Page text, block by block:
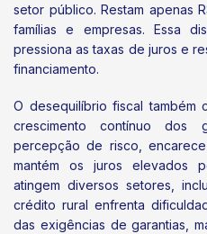
setor público. Restam apenas
famílias e empresas. Essa
pressiona as taxas de juros e
financiamento.
O desequilíbrio fiscal também
crescimento contínuo dos
percepção de risco,
mantém os juros elevados
atingem diversos setores,
crédito rural enfrenta
das exigências de garantias,